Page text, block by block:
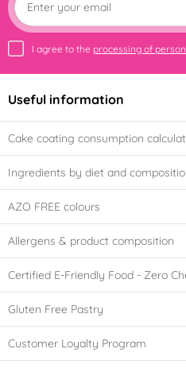
I agree to the processing of
Useful information
Cake coating consumption
Ingredients by diet and
AZO FREE colours
Allergens & product composition
Certified E-Friendly Food - Zero
Gluten Free Pastry
Customer Loyalty Program